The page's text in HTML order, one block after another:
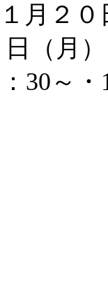
月２
日（
～・